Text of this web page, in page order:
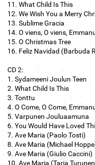
11. What Child Is This
12. We Wish You a Merry
13. Sublime Gracia
14. O viens, O viens,
15. O Christmas Tree
16. Feliz Navidad (Barbuda
CD 2:
1. Sydameeni Joulun Teen
2. What Child Is This
3. Tonttu
4. O Come, O Come,
5. Varpunen Jouluaamuna
6. You Would Have Loved
7. Ave Maria (Paolo Tosti)
8. Ave Maria (Michael
9. Ave Maria (Giulio Caccini)
10. Ave Maria (Tarja